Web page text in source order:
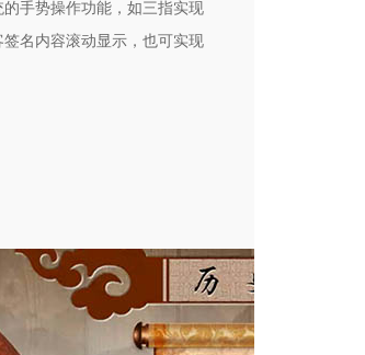
手势操作功能，如三指实现
名内容滚动显示，也可实现